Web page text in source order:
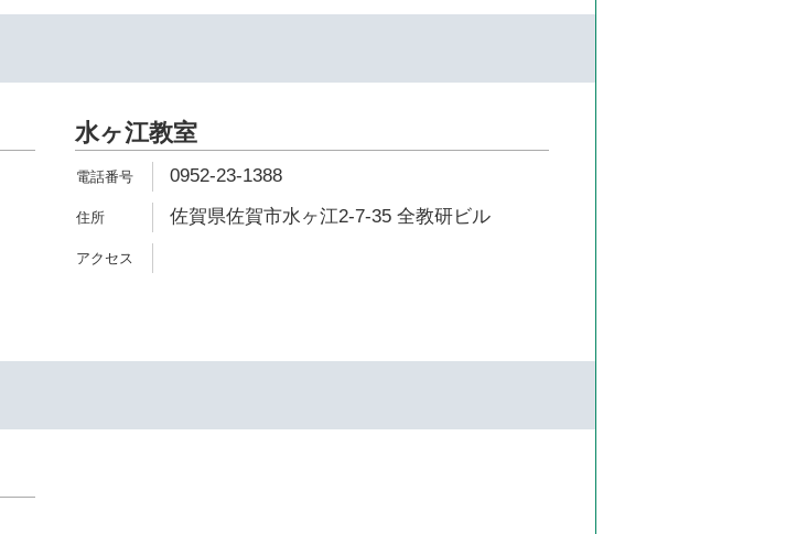
水ヶ江教室
0952-23-1388
佐賀県佐賀市水ヶ江2-7-35 全教研ビル